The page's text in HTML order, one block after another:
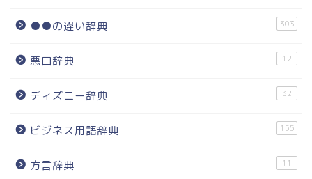
●●の違い辞典 303
悪口辞典 12
ディズニー辞典 32
ビジネス用語辞典 155
方言辞典 11